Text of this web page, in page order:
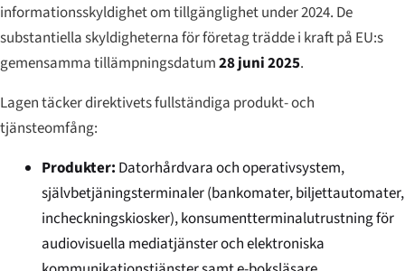
informationsskyldighet om tillgänglighet under 2024. De
substantiella skyldigheterna för företag trädde i kraft på EU:s
gemensamma tillämpningsdatum28 juni 2025.
Lagen täcker direktivets fullständiga produkt- och
tjänsteomfång:
Produkter: Datorhårdvara och operativsystem,
självbetjäningsterminaler (bankomater, biljettautomater,
incheckningskiosker), konsumentterminalutrustning för
audiovisuella mediatjänster och elektroniska